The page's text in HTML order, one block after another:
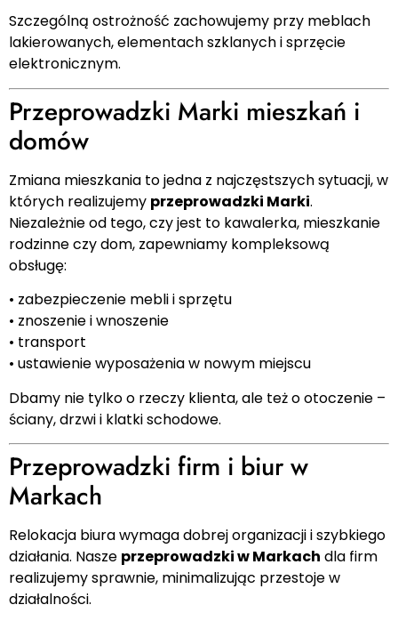
Szczególną ostrożność zachowujemy przy meblach
lakierowanych, elementach szklanych i sprzęcie
elektronicznym.
Przeprowadzki Marki mieszkań i
domów
Zmiana mieszkania to jedna z najczęstszych sytuacji, w
których realizujemy przeprowadzki Marki.
Niezależnie od tego, czy jest to kawalerka, mieszkanie
rodzinne czy dom, zapewniamy kompleksową
obsługę:
• zabezpieczenie mebli i sprzętu
• znoszenie i wnoszenie
• transport
• ustawienie wyposażenia w nowym miejscu
Dbamy nie tylko o rzeczy klienta, ale też o otoczenie –
ściany, drzwi i klatki schodowe.
Przeprowadzki firm i biur w
Markach
Relokacja biura wymaga dobrej organizacji i szybkiego
działania. Nasze przeprowadzki w Markach dla firm
realizujemy sprawnie, minimalizując przestoje w
działalności.